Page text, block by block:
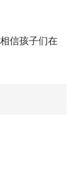
信孩子们在